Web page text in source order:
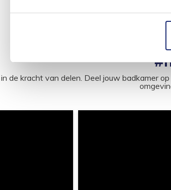
de kracht van delen. Deel jouw badkamer